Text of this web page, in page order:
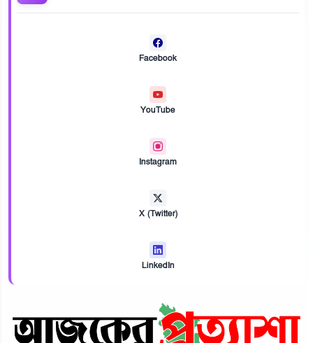
Facebook
YouTube
Instagram
X (Twitter)
LinkedIn